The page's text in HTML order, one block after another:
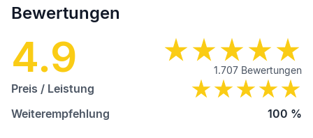
Bewertungen
4.9 1.707 Bewertungen
Preis / Leistung
Weiterempfehlung
100 %